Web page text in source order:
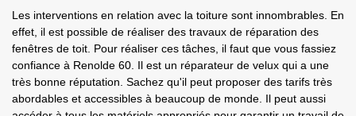
Les interventions en relation avec la toiture sont innombrables. En
effet, il est possible de réaliser des travaux de réparation des
fenêtres de toit. Pour réaliser ces tâches, il faut que vous fassiez
confiance à Renolde 60. Il est un réparateur de velux qui a une
très bonne réputation. Sachez qu'il peut proposer des tarifs très
abordables et accessibles à beaucoup de monde. Il peut aussi